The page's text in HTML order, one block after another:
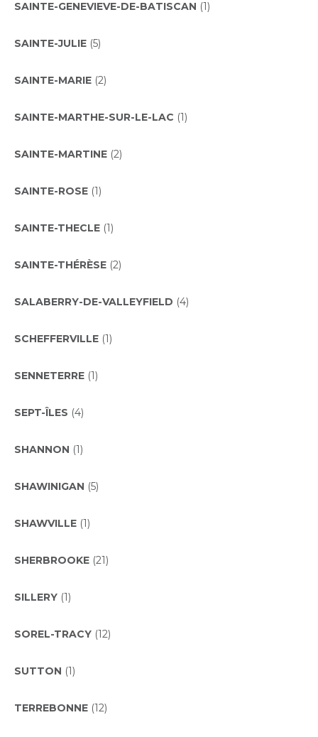
SAINTE-GENEVIEVE-DE-BATISCAN (1)
SAINTE-JULIE (5)
SAINTE-MARIE (2)
SAINTE-MARTHE-SUR-LE-LAC (1)
SAINTE-MARTINE (2)
SAINTE-ROSE (1)
SAINTE-THECLE (1)
SAINTE-THÉRÈSE (2)
SALABERRY-DE-VALLEYFIELD (4)
SCHEFFERVILLE (1)
SENNETERRE (1)
SEPT-ÎLES (4)
SHANNON (1)
SHAWINIGAN (5)
SHAWVILLE (1)
SHERBROOKE (21)
SILLERY (1)
SOREL-TRACY (12)
SUTTON (1)
TERREBONNE (12)